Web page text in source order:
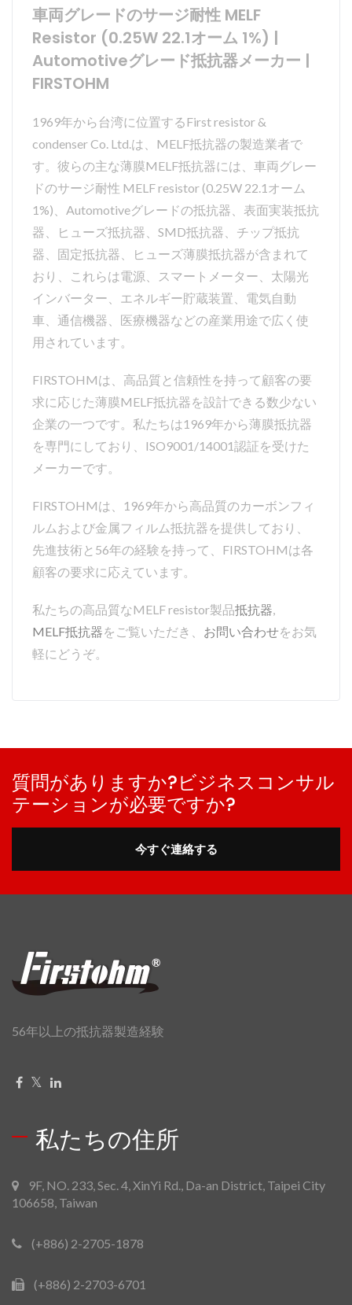
車両グレードのサージ耐性 MELF
Resistor (0.25W 22.1オーム 1%) |
Automotiveグレード抵抗器メーカー |
FIRSTOHM
1969年から台湾に位置するFirst resistor &
condenser Co. Ltd.は、MELF抵抗器の製造業者で
す。彼らの主な薄膜MELF抵抗器には、車両グレー
ドのサージ耐性 MELF resistor (0.25W 22.1オーム
1%)、Automotiveグレードの抵抗器、表面実装抵抗
器、ヒューズ抵抗器、SMD抵抗器、チップ抵抗
器、固定抵抗器、ヒューズ薄膜抵抗器が含まれて
おり、これらは電源、スマートメーター、太陽光
インバーター、エネルギー貯蔵装置、電気自動
車、通信機器、医療機器などの産業用途で広く使
用されています。
FIRSTOHMは、高品質と信頼性を持って顧客の要
求に応じた薄膜MELF抵抗器を設計できる数少ない
企業の一つです。私たちは1969年から薄膜抵抗器
を専門にしており、ISO9001/14001認証を受けた
メーカーです。
FIRSTOHMは、1969年から高品質のカーボンフィ
ルムおよび金属フィルム抵抗器を提供しており、
先進技術と56年の経験を持って、FIRSTOHMは各
顧客の要求に応えています。
私たちの高品質なMELF resistor製品抵抗器
MELF抵抗器をご覧いただき、 お問い合わせをお気
軽にどうぞ。
質問がありますか?ビジネスコンサル
テーションが必要ですか?
今すぐ連絡する
56年以上の抵抗器製造経験
私たちの住所
9F, NO. 233, Sec. 4, XinYi Rd., Da-an District, Taipei City
106658, Taiwan
(+886) 2-2705-1878
(+886) 2-2703-6701